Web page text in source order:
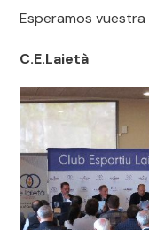
Esperamos vuestra
C.E.Laietà